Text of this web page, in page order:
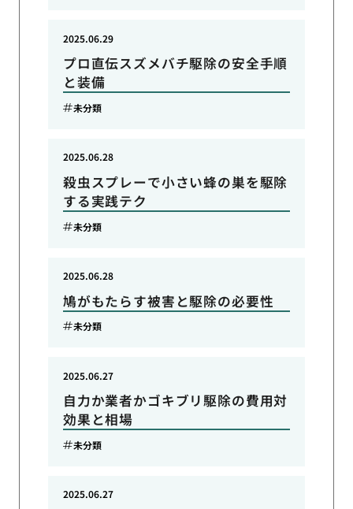
プロ直伝スズメバチ駆除の安全手順
と装備
2025.06.29
未分類
殺虫スプレーで小さい蜂の巣を駆除
する実践テク
2025.06.28
未分類
鳩がもたらす被害と駆除の必要性
2025.06.28
未分類
自力か業者かゴキブリ駆除の費用対
効果と相場
2025.06.27
未分類
2025.06.27